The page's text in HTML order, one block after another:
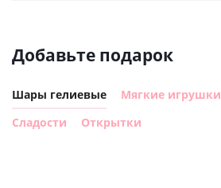
Добавьте подарок
Шары гелиевые Мягкие игрушки
Сладости
Открытки